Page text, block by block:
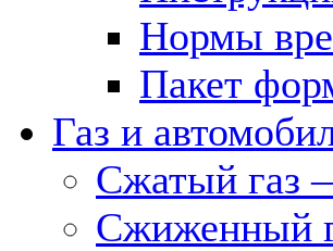
Нормы
Пакет
Газ и
Сжатый газ
Сжиженный